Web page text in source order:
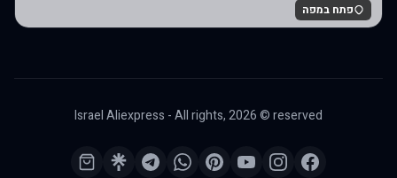
פתח במפה
Israel Aliexpress - All rights,2026© reserved